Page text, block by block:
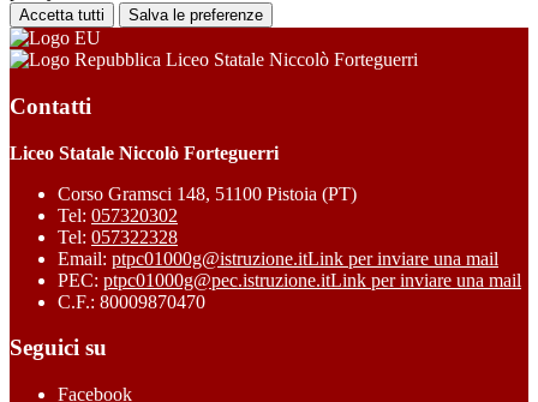
Accetta tutti Salva le preferenze
Liceo Statale Niccolò Forteguerri
Contatti
Liceo Statale Niccolò Forteguerri
Corso Gramsci 148, 51100 Pistoia (PT)
Tel: 057320302
Tel: 057322328
Email: ptpc01000g@istruzione.itLink per inviare una mail
PEC: ptpc01000g@pec.istruzione.itLink per inviare una mail
C.F.: 80009870470
Seguici su
Facebook